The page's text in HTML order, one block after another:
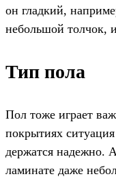
он гладкий,
небольшой толчок,
Тип пола
Пол тоже играет
покрытиях
держатся надежно.
ламинате даже